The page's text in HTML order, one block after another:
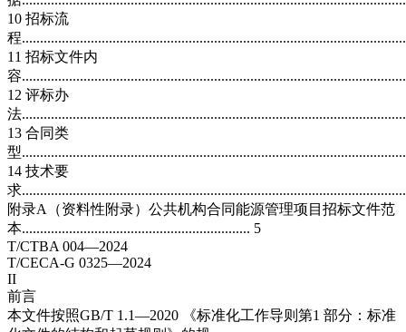
10 招标流
程
11 招标文件内
容
12 评标办
法
13 合同类
型
14 技术要
求
附录A（资料性附录）公共机构合同能源管理项目招标文件范
本............................................................... 5
T/CTBA 004—2024
T/CECA-G 0325—2024
II
前言
本文件按照GB/T 1.1—2020 《标准化工作导则第1 部分：标准